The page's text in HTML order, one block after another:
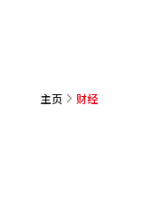
主页 财经